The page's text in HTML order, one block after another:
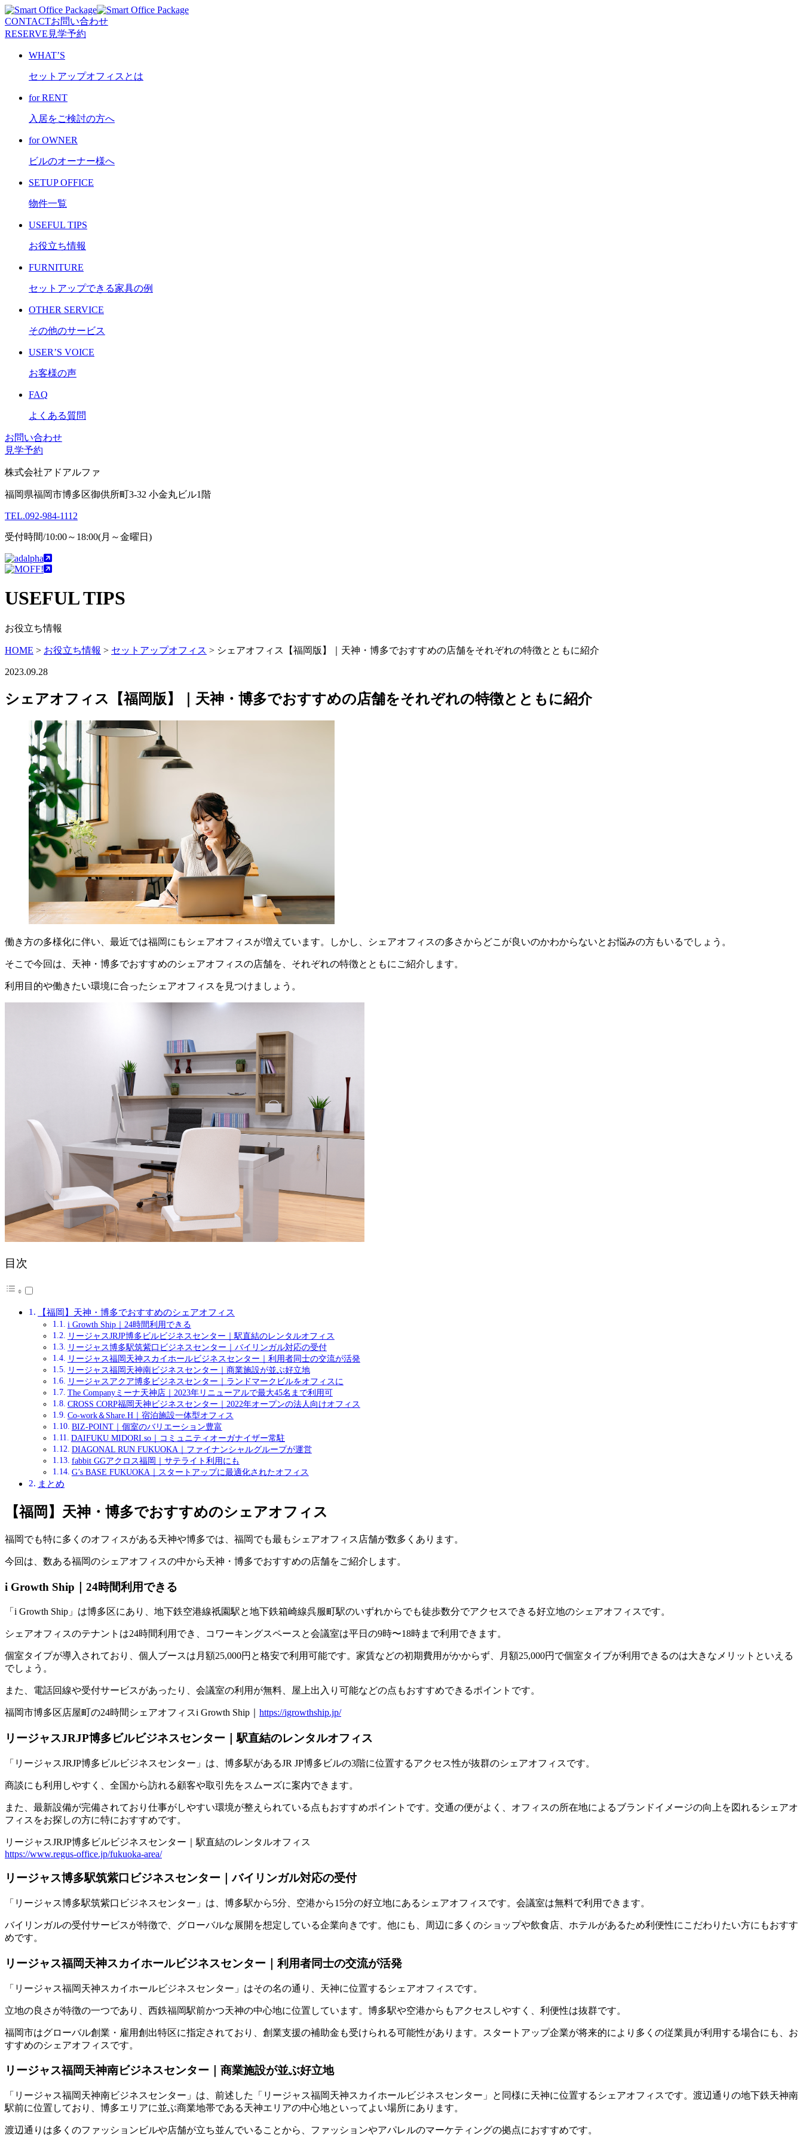
CONTACTお問い合わせ
RESERVE 見学予約
WHAT’S
セットアップオフィスとは
for RENT
入居をご検討の方へ
for OWNER
ビルのオーナー様へ
SETUP OFFICE
物件一覧
USEFUL TIPS
お役立ち情報
FURNITURE
セットアップできる家具の例
OTHER SERVICE
その他のサービス
USER’S VOICE
お客様の声
FAQ
よくある質問
お問い合わせ
見学予約
株式会社アドアルファ
福岡県福岡市博多区御供所町3-32 小金丸ビル1階
TEL.092-984-1112
受付時間/10:00～18:00(月～金曜日)
USEFUL TIPS
お役立ち情報
HOME > お役立ち情報 > セットアップオフィス > シェアオフィス【福岡版】｜天神・博多でおすすめの店舗をそれぞれの特徴とともに紹介
2023.09.28
シェアオフィス【福岡版】｜天神・博多でおすすめの店舗をそれぞれの特徴とともに紹介
働き方の多様化に伴い、最近では福岡にもシェアオフィスが増えています。しかし、シェアオフィスの多さからどこが良いのかわからないとお悩みの方もいるでしょう。
そこで今回は、天神・博多でおすすめのシェアオフィスの店舗を、それぞれの特徴とともにご紹介します。
利用目的や働きたい環境に合ったシェアオフィスを見つけましょう。
目次
【福岡】天神・博多でおすすめのシェアオフィス
i Growth Ship｜24時間利用できる
リージャスJRJP博多ビルビジネスセンター｜駅直結のレンタルオフィス
リージャス博多駅筑紫口ビジネスセンター｜バイリンガル対応の受付
リージャス福岡天神スカイホールビジネスセンター｜利用者同士の交流が活発
リージャス福岡天神南ビジネスセンター｜商業施設が並ぶ好立地
リージャスアクア博多ビジネスセンター｜ランドマークビルをオフィスに
The Companyミーナ天神店｜2023年リニューアルで最大45名まで利用可
CROSS CORP福岡天神ビジネスセンター｜2022年オープンの法人向けオフィス
Co-work＆Share.H｜宿泊施設一体型オフィス
BIZ-POINT｜個室のバリエーション豊富
DAIFUKU MIDORI.so｜コミュニティオーガナイザー常駐
DIAGONAL RUN FUKUOKA｜ファイナンシャルグループが運営
fabbit GGアクロス福岡｜サテライト利用にも
G’s BASE FUKUOKA｜スタートアップに最適化されたオフィス
まとめ
【福岡】天神・博多でおすすめのシェアオフィス
福岡でも特に多くのオフィスがある天神や博多では、福岡でも最もシェアオフィス店舗が数多くあります。
今回は、数ある福岡のシェアオフィスの中から天神・博多でおすすめの店舗をご紹介します。
i Growth Ship｜24時間利用できる
「i Growth Ship」は博多区にあり、地下鉄空港線祇園駅と地下鉄箱崎線呉服町駅のいずれからでも徒歩数分でアクセスできる好立地のシェアオフィスです。
シェアオフィスのテナントは24時間利用でき、コワーキングスペースと会議室は平日の9時〜18時まで利用できます。
個室タイプが導入されており、個人ブースは月額25,000円と格安で利用可能です。家賃などの初期費用がかからず、月額25,000円で個室タイプが利用できるのは大きなメリットといえる
でしょう。
また、電話回線や受付サービスがあったり、会議室の利用が無料、屋上出入り可能などの点もおすすめできるポイントです。
福岡市博多区店屋町の24時間シェアオフィスi Growth Ship｜ https://igrowthship.jp/
リージャスJRJP博多ビルビジネスセンター｜駅直結のレンタルオフィス
「リージャスJRJP博多ビルビジネスセンター」は、博多駅があるJR JP博多ビルの3階に位置するアクセス性が抜群のシェアオフィスです。
商談にも利用しやすく、全国から訪れる顧客や取引先をスムーズに案内できます。
また、最新設備が完備されており仕事がしやすい環境が整えられている点もおすすめポイントです。交通の便がよく、オフィスの所在地によるブランドイメージの向上を図れるシェアオ
フィスをお探しの方に特におすすめです。
リージャスJRJP博多ビルビジネスセンター｜駅直結のレンタルオフィス
https://www.regus-office.jp/fukuoka-area/
リージャス博多駅筑紫口ビジネスセンター｜バイリンガル対応の受付
「リージャス博多駅筑紫口ビジネスセンター」は、博多駅から5分、空港から15分の好立地にあるシェアオフィスです。会議室は無料で利用できます。
バイリンガルの受付サービスが特徴で、グローバルな展開を想定している企業向きです。他にも、周辺に多くのショップや飲食店、ホテルがあるため利便性にこだわりたい方にもおすす
めです。
リージャス福岡天神スカイホールビジネスセンター｜利用者同士の交流が活発
「リージャス福岡天神スカイホールビジネスセンター」はその名の通り、天神に位置するシェアオフィスです。
立地の良さが特徴の一つであり、西鉄福岡駅前かつ天神の中心地に位置しています。博多駅や空港からもアクセスしやすく、利便性は抜群です。
福岡市はグローバル創業・雇用創出特区に指定されており、創業支援の補助金も受けられる可能性があります。スタートアップ企業が将来的により多くの従業員が利用する場合にも、お
すすめのシェアオフィスです。
リージャス福岡天神南ビジネスセンター｜商業施設が並ぶ好立地
「リージャス福岡天神南ビジネスセンター」は、前述した「リージャス福岡天神スカイホールビジネスセンター」と同様に天神に位置するシェアオフィスです。渡辺通りの地下鉄天神南
駅前に位置しており、博多エリアに並ぶ商業地帯である天神エリアの中心地といってよい場所にあります。
渡辺通りは多くのファッションビルや店舗が立ち並んでいることから、ファッションやアパレルのマーケティングの拠点におすすめです。